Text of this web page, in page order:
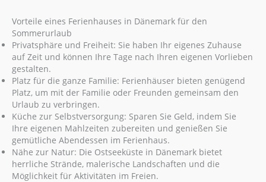
Vorteile eines Ferienhauses in Dänemark für den
Sommerurlaub
Privatsphäre und Freiheit: Sie haben Ihr eigenes Zuhause
auf Zeit und können Ihre Tage nach Ihren eigenen Vorlieben
gestalten.
Platz für die ganze Familie: Ferienhäuser bieten genügend
Platz, um mit der Familie oder Freunden gemeinsam den
Urlaub zu verbringen.
Küche zur Selbstversorgung: Sparen Sie Geld, indem Sie
Ihre eigenen Mahlzeiten zubereiten und genießen Sie
gemütliche Abendessen im Ferienhaus.
Nähe zur Natur: Die Ostseeküste in Dänemark bietet
herrliche Strände, malerische Landschaften und die
Möglichkeit für Aktivitäten im Freien.